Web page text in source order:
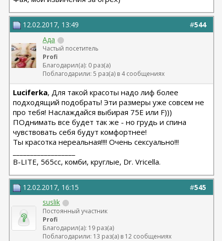
#544
12.02.2017, 13:49
Ада
Частый посетитель
Profi
Благодарил(а): 0 раз(а)
Поблагодарили: 5 раз(а) в 4 сообщениях
Luciferka, Для такой красоты надо лиф более
подходящий подобрать! Эти размеры уже совсем не
про тебя! Наслаждайся выбирая 75Е или F)))
ПОднимать все будет так же - но грудь и спина
чувствовать себя будут комфортнее!
Ты красотка нереальная!!!! Очень сексуально!!!
B-LITE, 565сс, комби, круглые, Dr. Vricella.
#545
12.02.2017, 16:15
suslik
Постоянный участник
Profi
Благодарил(а): 19 раз(а)
Поблагодарили: 13 раз(а) в 12 сообщениях